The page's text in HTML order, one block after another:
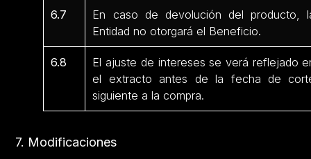
6.7
En caso de devolución del producto,
Entidad no otorgará el Beneficio.
6.8
El ajuste de intereses se verá reflejado
el extracto antes de la fecha de
siguiente a la compra.
7. Modificaciones